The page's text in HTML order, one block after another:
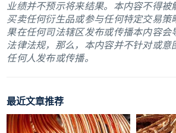
业绩并不预示将来结果。本内容不得被
买卖任何衍生品或参与任何特定交易策
果在任何司法辖区发布或传播本内容会
法律法规，那么，本内容并不针对或意
任何人发布或传播。
最近文章推荐